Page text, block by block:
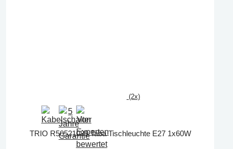
(2x)
TRIO R50521089 Taba Tischleuchte E27 1x60W